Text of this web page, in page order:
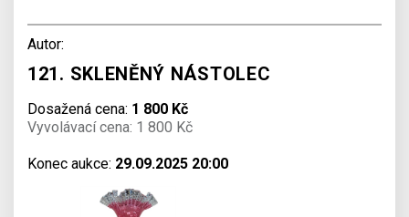
Autor:
121. SKLENĚNÝ NÁSTOLEC
Dosažená cena: 1 800 Kč
Vyvolávací cena: 1 800 Kč
Konec aukce: 29.09.2025 20:00